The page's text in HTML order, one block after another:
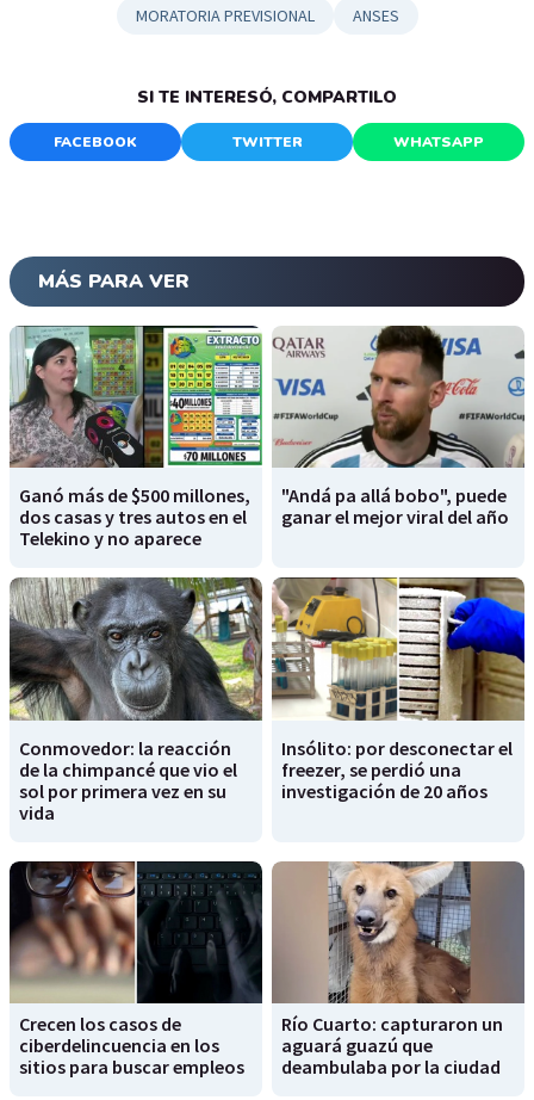
MORATORIA PREVISIONAL ANSES
SI TE INTERESÓ, COMPARTILO
FACEBOOK TWITTER WHATSAPP
MÁS PARA VER
Ganó más de $500 millones,
dos casas y tres autos en el
Telekino y no aparece
"Andá pa allá bobo", puede
ganar el mejor viral del año
Conmovedor: la reacción
de la chimpancé que vio el
sol por primera vez en su
vida
Insólito: por desconectar el
freezer, se perdió una
investigación de 20 años
Crecen los casos de
ciberdelincuencia en los
sitios para buscar empleos
Río Cuarto: capturaron un
aguará guazú que
deambulaba por la ciudad